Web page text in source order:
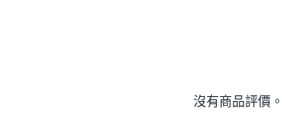
沒有商品評價